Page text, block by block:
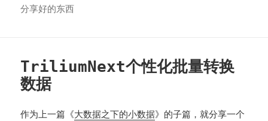
分享好的东西
TriliumNext个性化批量转换
数据
作为上一篇《大数据之下的小数据》的子篇，就分享一个